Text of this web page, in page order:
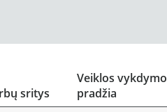
sritys
Veiklos vykdymo
pradžia